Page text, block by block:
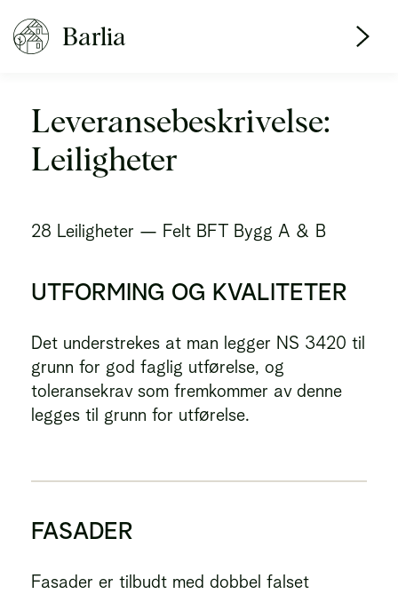
Barlia
Leveransebeskrivelse:
Leiligheter
28 Leiligheter — Felt BFT Bygg A & B
UTFORMING OG KVALITETER
Det understrekes at man legger NS 3420 til
grunn for god faglig utførelse, og
toleransekrav som fremkommer av denne
legges til grunn for utførelse.
FASADER
Fasader er tilbudt med dobbel falset